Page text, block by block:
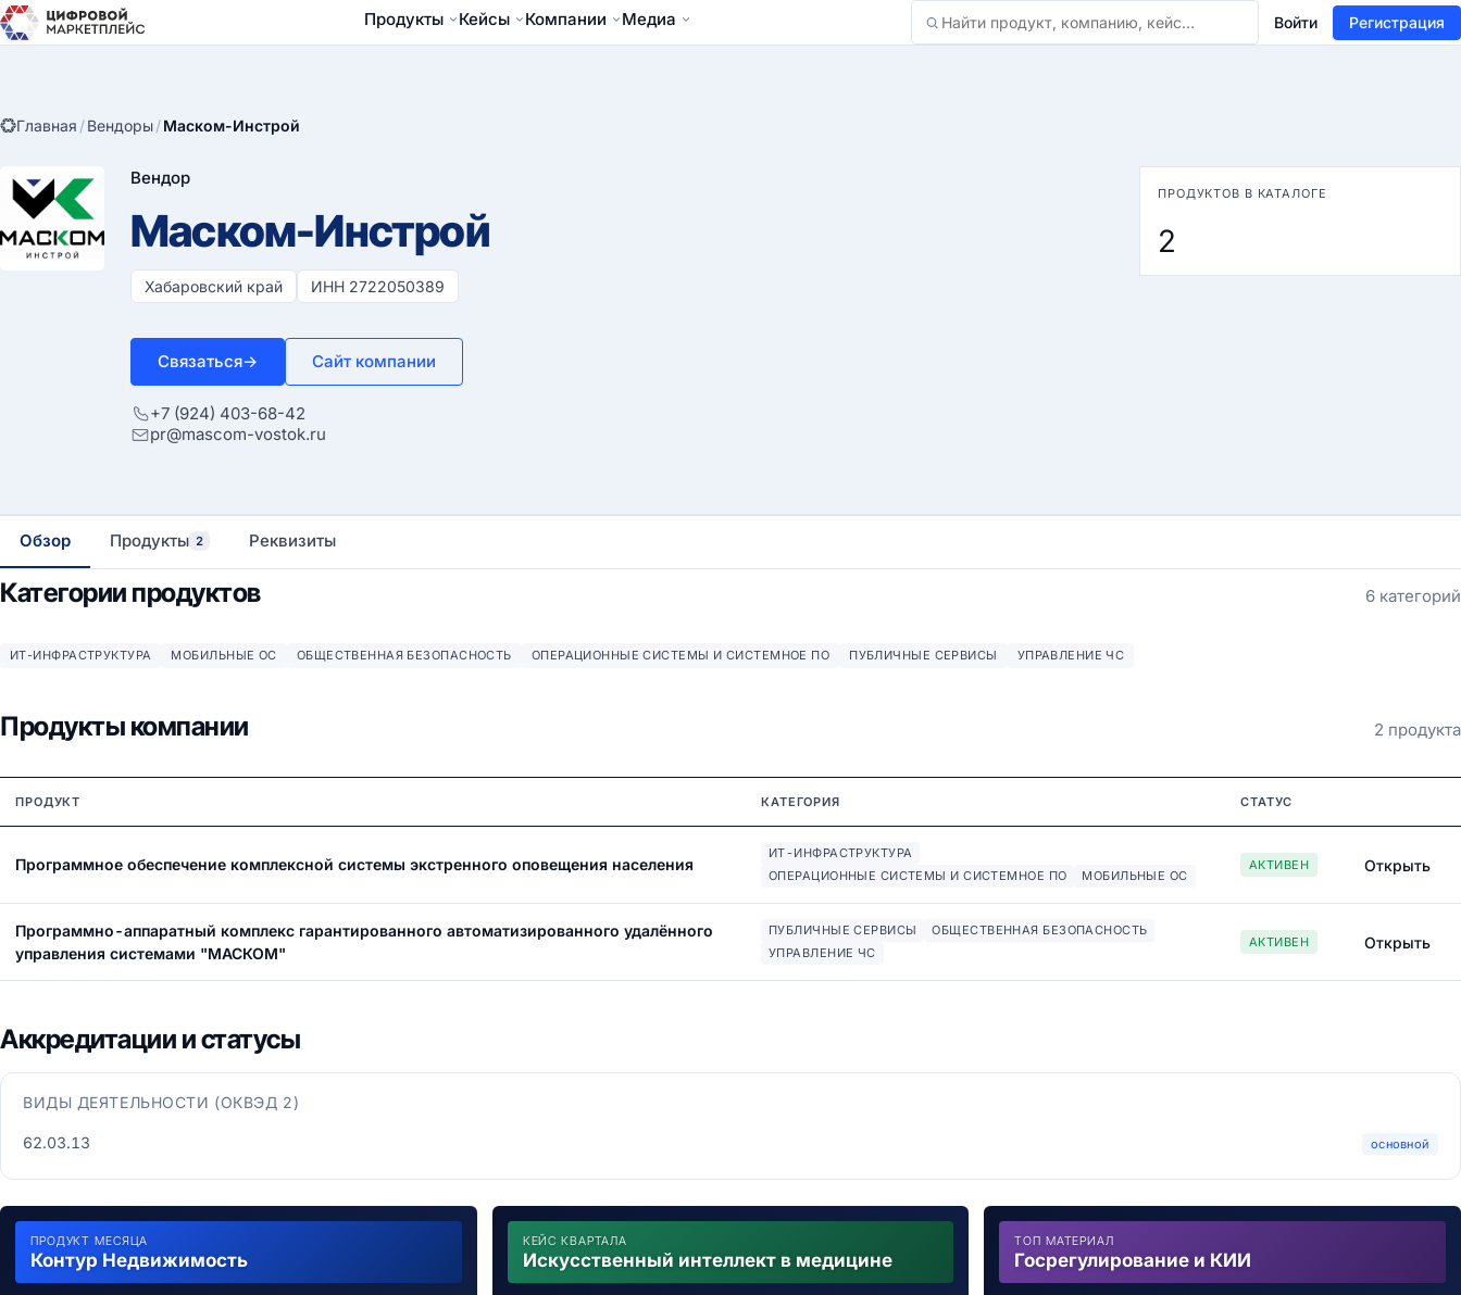
Продукты Кейсы Компании Медиа
Найти Войти Регистрация
Главная /Вендоры/Маском-Инстрой
Вендор
Маском-Инстрой
Хабаровский край ИНН 2722050389
Связаться→ Сайт компании
+7 (924) 403-68-42
pr@mascom-vostok.ru
ПРОДУКТОВ В КАТАЛОГЕ
2
Обзор Продукты 2 Реквизиты
Категории продуктов 6 категорий
ИТ-ИНФРАСТРУКТУРА МОБИЛЬНЫЕ ОС ОБЩЕСТВЕННАЯ БЕЗОПАСНОСТЬ ОПЕРАЦИОННЫЕ СИСТЕМЫ И СИСТЕМНОЕ ПО ПУБЛИЧНЫЕ СЕРВИСЫ УПРАВЛЕНИЕ ЧС
Продукты компании 2 продукта
ПРОДУКТ КАТЕГОРИЯ СТАТУС
Программное обеспечение комплексной системы экстренного оповещения населения
ИТ-ИНФРАСТРУКТУРА
ОПЕРАЦИОННЫЕ СИСТЕМЫ И СИСТЕМНОЕ ПО
МОБИЛЬНЫЕ ОС
АКТИВЕН Открыть
Программно-аппаратный комплекс гарантированного автоматизированного удалённого
управления системами "МАСКОМ"
ПУБЛИЧНЫЕ СЕРВИСЫ
ОБЩЕСТВЕННАЯ БЕЗОПАСНОСТЬ
УПРАВЛЕНИЕ ЧС
АКТИВЕН Открыть
Аккредитации и статусы
ВИДЫ ДЕЯТЕЛЬНОСТИ (ОКВЭД 2)
62.03.13 основной
ПРОДУКТ МЕСЯЦА
Контур Недвижимость
КЕЙС КВАРТАЛА
Искусственный интеллект в медицине
ТОП МАТЕРИАЛ
Госрегулирование и КИИ